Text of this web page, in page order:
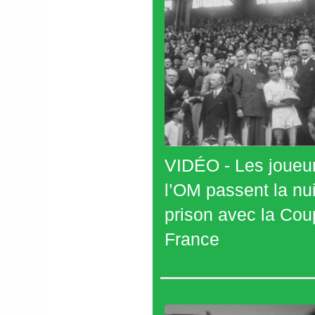
VIDÉO - Les
l’OM passent la
prison avec la
France